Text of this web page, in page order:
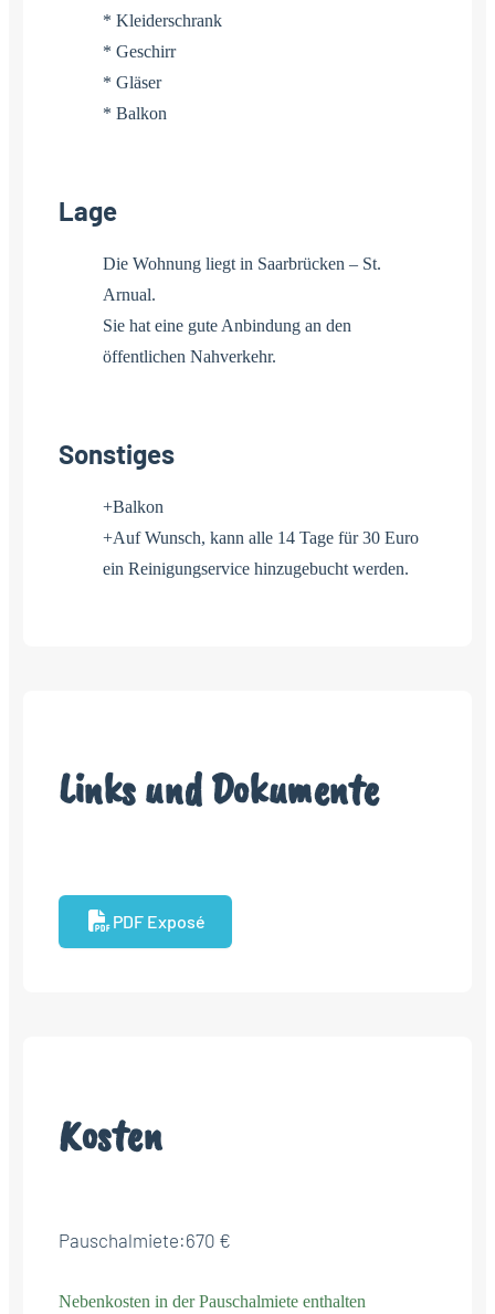
* Kleiderschrank
* Geschirr
* Gläser
* Balkon
Lage
Die Wohnung liegt in Saarbrücken – St.
Arnual.
Sie hat eine gute Anbindung an den
öffentlichen Nahverkehr.
Sonstiges
+Balkon
+Auf Wunsch, kann alle 14 Tage für 30 Euro
ein Reinigungservice hinzugebucht werden.
Links und Dokumente
PDF Exposé
Kosten
Pauschalmiete:670 €
Nebenkosten in der Pauschalmiete enthalten